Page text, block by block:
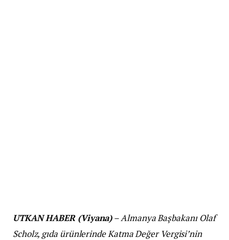
UTKAN HABER (Viyana)– Almanya Başbakanı Olaf
Scholz, gıda ürünlerinde Katma Değer Vergisi’nin